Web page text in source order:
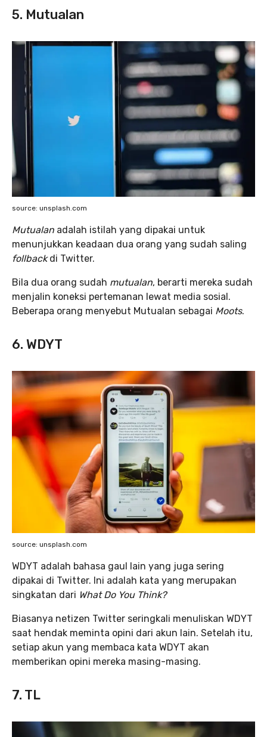
5. Mutualan
source: unsplash.com
Mutualan adalah istilah yang dipakai untuk
menunjukkan keadaan dua orang yang sudah saling
follbackdi Twitter.
Bila dua orang sudah mutualan, berarti mereka sudah
menjalin koneksi pertemanan lewat media sosial.
Beberapa orang menyebut Mutualan sebagai Moots.
6. WDYT
source: unsplash.com
WDYT adalah bahasa gaul lain yang juga sering
dipakai di Twitter. Ini adalah kata yang merupakan
singkatan dari What Do You Think?
Biasanya netizen Twitter seringkali menuliskan WDYT
saat hendak meminta opini dari akun lain. Setelah itu,
setiap akun yang membaca kata WDYT akan
memberikan opini mereka masing-masing.
7. TL